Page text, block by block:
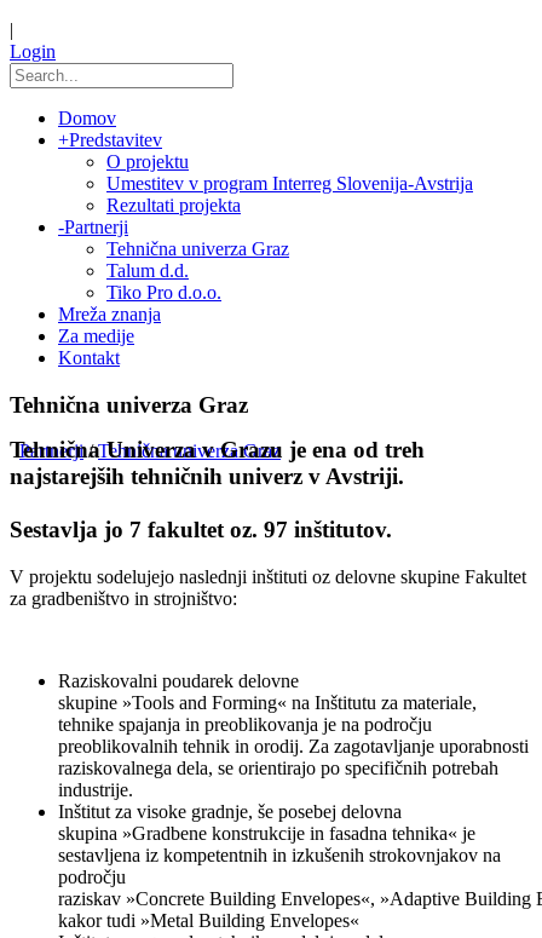
|
Login
Domov
+Predstavitev
O projektu
Umestitev v program Interreg Slovenija-Avstrija
Rezultati projekta
-Partnerji
Tehnična univerza Graz
Talum d.d.
Tiko Pro d.o.o.
Mreža znanja
Za medije
Kontakt
Tehnična univerza Graz
Partnerji/Tehnična univerza Graz
Tehnična Univerza v Grazu je ena od treh
najstarejših tehničnih univerz v Avstriji.
Sestavlja jo 7 fakultet oz. 97 inštitutov.
V projektu sodelujejo naslednji inštituti oz delovne skupine Fakultet
za gradbeništvo in strojništvo:
Raziskovalni poudarek delovne
skupine »Tools and Forming« na Inštitutu za materiale,
tehnike spajanja in preoblikovanja je na področju
preoblikovalnih tehnik in orodij. Za zagotavljanje uporabnosti
raziskovalnega dela, se orientirajo po specifičnih potrebah
industrije.
Inštitut za visoke gradnje, še posebej delovna
skupina »Gradbene konstrukcije in fasadna tehnika« je
sestavljena iz kompetentnih in izkušenih strokovnjakov na
področju
raziskav »Concrete Building Envelopes«, »Adaptive Building
kakor tudi »Metal Building Envelopes«